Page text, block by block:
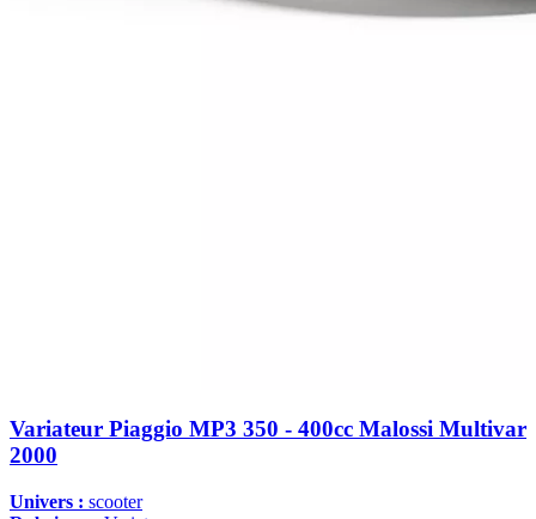
Variateur Piaggio MP3 350 - 400cc Malossi Multivar
2000
Univers : scooter